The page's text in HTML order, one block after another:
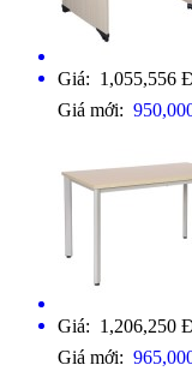
Giá: 1,055,556
Giá mới:
Giá: 1,206,250
Giá mới: